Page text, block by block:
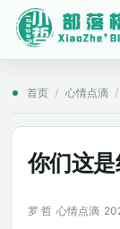
首页 / 心情点滴 /
你们这
罗 哲 心情点滴